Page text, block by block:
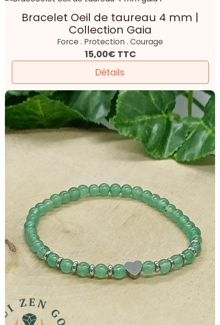
Bracelet Oeil de taureau 4 mm |
Collection Gaia
Force . Protection . Courage
15,00€ TTC
Détails